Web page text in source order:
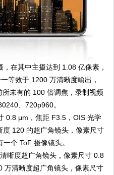
在其中主摄达到 1.08 亿像素，
等效于 1200 万清晰度輸出，
未有的 100 倍调焦，录制视频
、720p960。
0.8 μm，焦距 F3.5，OIS 光学
120 的超广角镜头，像素尺寸
个 ToF 摄像镜头。
晰度超广角镜头，像素尺寸 0.8
万清晰度超广角镜头，像素尺寸